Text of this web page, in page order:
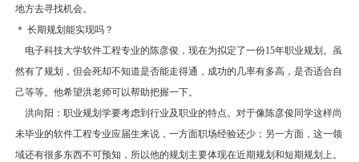
地方去寻找机会。
＊ 长期规划能实现吗？
电子科技大学软件工程专业的陈彦俊，现在为拟定了一份15年职业规划。虽
然有了规划，但会死却不知道是否能走得通，成功的几率有多高，是否适合自
己等等。他希望洪老师可以帮助把握一下。
洪向阳：职业规划学要考虑到行业及职业的特点。对于像陈彦俊同学这样尚
未毕业的软件工程专业应届生来说，一方面职场经验还少；另一方面，这一领
域还有很多东西不可预知，所以他的规划主要体现在近期规划和短期规划上。